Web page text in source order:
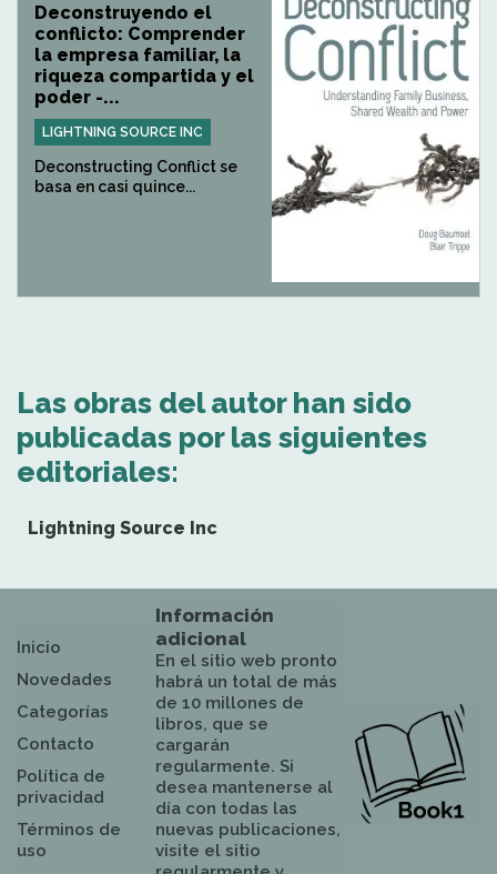
Deconstruyendo el
conflicto: Comprender
la empresa familiar, la
riqueza compartida y el
poder -...
LIGHTNING SOURCE INC
Deconstructing Conflict se
basa en casi quince...
Las obras del autor han sido
publicadas por las siguientes
editoriales:
Lightning Source Inc
Inicio
Novedades
Categorías
Contacto
Política de
privacidad
Términos de
uso
Información
adicional
En el sitio web pronto
habrá un total de más
de 10 millones de
libros, que se
cargarán
regularmente. Si
desea mantenerse al
día con todas las
nuevas publicaciones,
visite el sitio